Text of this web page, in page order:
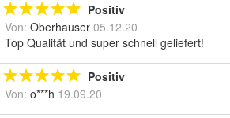
Positiv
Von: Oberhauser 05.12.20
Top Qualität und super schnell geliefert!
Positiv
Von: o***h 19.09.20